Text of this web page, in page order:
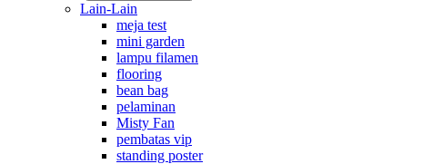
Lain-Lain
meja test
mini garden
lampu filamen
flooring
bean bag
pelaminan
Misty Fan
pembatas vip
standing poster